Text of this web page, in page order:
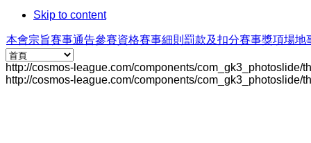
Skip to content
本會宗旨賽事通告參賽資格賽事細則 罰款及扣分賽事獎項場地
http://cosmos-league.com/components/
http://cosmos-league.com/components/